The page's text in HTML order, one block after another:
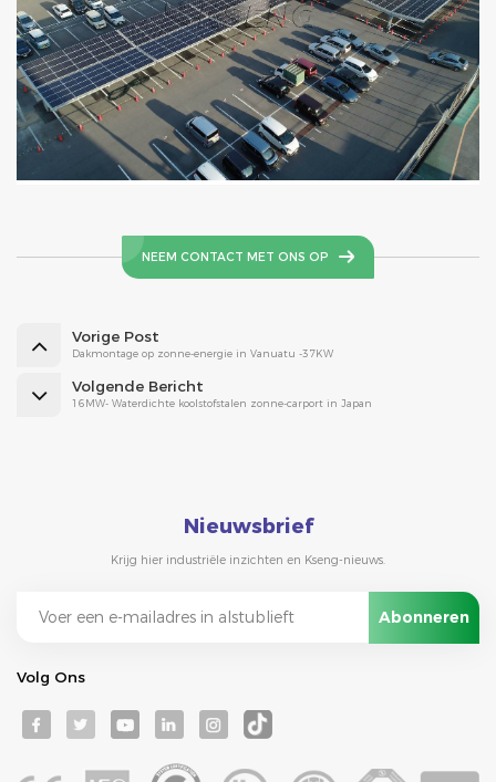
NEEM CONTACT MET ONS OP
Vorige Post
Dakmontage op zonne-energie in Vanuatu -37KW
Volgende Bericht
16MW- Waterdichte koolstofstalen zonne-carport in Japan
Nieuwsbrief
Krijg hier industriële inzichten en Kseng-nieuws.
Volg Ons